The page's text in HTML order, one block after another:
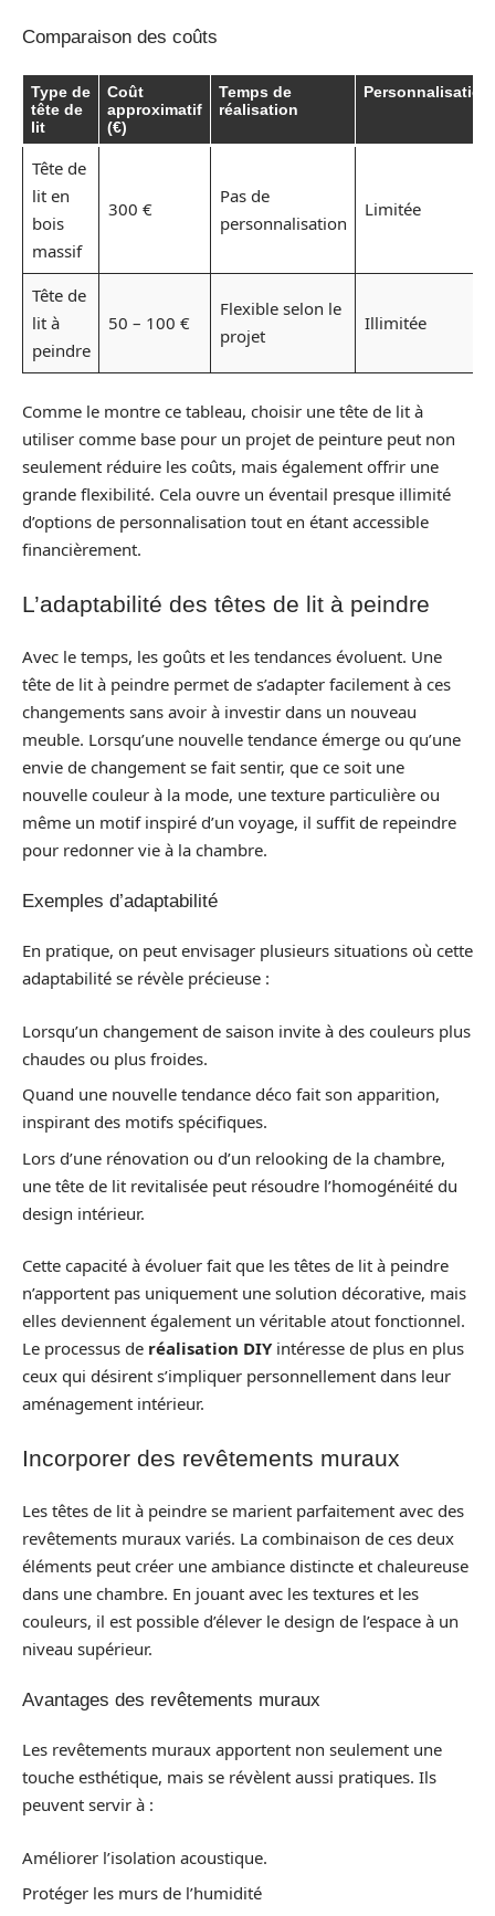
Comparaison des coûts
Type de
tête de
lit
Coût
approximatif
(€)
Temps de
réalisation
Personnalisation
Tête de
lit en
bois
massif
300 €
Pas de
personnalisation
Limitée
Tête de
lit à
peindre
50 – 100 €
Flexible selon le
projet
Illimitée
Comme le montre ce tableau, choisir une tête de lit à
utiliser comme base pour un projet de peinture peut non
seulement réduire les coûts, mais également offrir une
grande flexibilité. Cela ouvre un éventail presque illimité
d’options de personnalisation tout en étant accessible
financièrement.
L’adaptabilité des têtes de lit à peindre
Avec le temps, les goûts et les tendances évoluent. Une
tête de lit à peindre permet de s’adapter facilement à ces
changements sans avoir à investir dans un nouveau
meuble. Lorsqu’une nouvelle tendance émerge ou qu’une
envie de changement se fait sentir, que ce soit une
nouvelle couleur à la mode, une texture particulière ou
même un motif inspiré d’un voyage, il suffit de repeindre
pour redonner vie à la chambre.
Exemples d’adaptabilité
En pratique, on peut envisager plusieurs situations où cette
adaptabilité se révèle précieuse :
Lorsqu’un changement de saison invite à des couleurs plus
chaudes ou plus froides.
Quand une nouvelle tendance déco fait son apparition,
inspirant des motifs spécifiques.
Lors d’une rénovation ou d’un relooking de la chambre,
une tête de lit revitalisée peut résoudre l’homogénéité du
design intérieur.
Cette capacité à évoluer fait que les têtes de lit à peindre
n’apportent pas uniquement une solution décorative, mais
elles deviennent également un véritable atout fonctionnel.
Le processus de réalisation DIYintéresse de plus en plus
ceux qui désirent s’impliquer personnellement dans leur
aménagement intérieur.
Incorporer des revêtements muraux
Les têtes de lit à peindre se marient parfaitement avec des
revêtements muraux variés. La combinaison de ces deux
éléments peut créer une ambiance distincte et chaleureuse
dans une chambre. En jouant avec les textures et les
couleurs, il est possible d’élever le design de l’espace à un
niveau supérieur.
Avantages des revêtements muraux
Les revêtements muraux apportent non seulement une
touche esthétique, mais se révèlent aussi pratiques. Ils
peuvent servir à :
Améliorer l’isolation acoustique.
Protéger les murs de l’humidité